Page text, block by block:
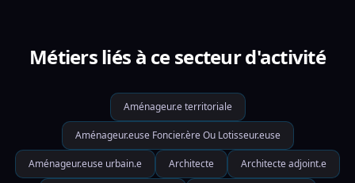
Métiers liés à ce secteur d'activité
Aménageur.e territoriale
Aménageur.euse Foncier.ère Ou Lotisseur.euse
Aménageur.euse urbain.e Architecte Architecte adjoint.e